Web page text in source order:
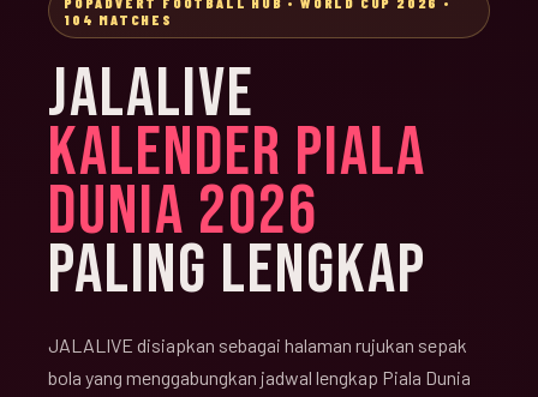
104 MATCHES
JALALIVE
KALENDER PIALA
DUNIA 2026
PALING LENGKAP
JALALIVE disiapkan sebagai halaman rujukan sepak
bola yang menggabungkan jadwal lengkap Piala Dunia